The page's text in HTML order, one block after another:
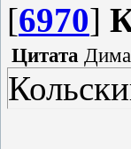
[6970]
Цитата